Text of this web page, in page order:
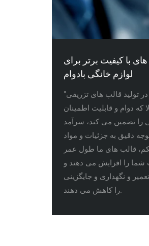
با کیفیت برتر برای
لوازم خانگی بادوام
"کارخانه ما در تولید قالب های تزریقی
که دوام و قابلیت اطمینان
را تضمین می کند، سرآمد
دقیق به جزئیات و مواد
قالب های ما طول عمر
را افزایش می دهند و
و نگهداری و جایگزینی
را کاهش می دهند.